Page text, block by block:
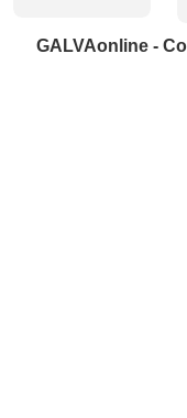
GALVAonline -